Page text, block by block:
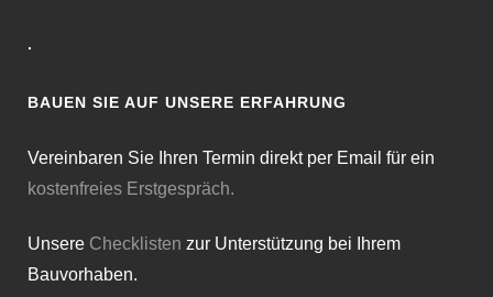
·
BAUEN SIE AUF UNSERE ERFAHRUNG
Vereinbaren Sie Ihren Termin direkt per Email für ein
kostenfreies Erstgespräch.
Unsere Checklisten zur Unterstützung bei Ihrem
Bauvorhaben.